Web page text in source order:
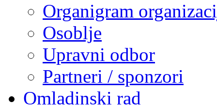
Organigram
Osoblje
Upravni odbor
Partneri / sponzori
Omladinski rad